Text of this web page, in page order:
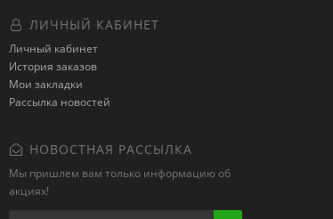
ЛИЧНЫЙ КАБИНЕТ
Личный кабинет
История заказов
Мои закладки
Рассылка новостей
НОВОСТНАЯ РАССЫЛКА
Мы пришлем вам только информацию об
акциях!